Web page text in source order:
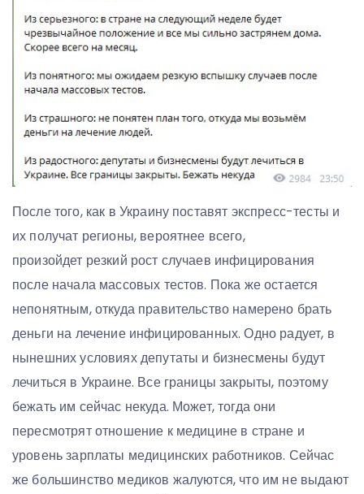
После того, как в Украину поставят экспресс-тесты и
их получат регионы, вероятнее всего,
произойдет резкий рост случаев инфицирования
после начала массовых тестов. Пока же остается
непонятным, откуда правительство намерено брать
деньги на лечение инфицированных. Одно радует, в
нынешних условиях депутаты и бизнесмены будут
лечиться в Украине. Все границы закрыты, поэтому
бежать им сейчас некуда. Может, тогда они
пересмотрят отношение к медицине в стране и
уровень зарплаты медицинских работников. Сейчас
же большинство медиков жалуются, что им не выдают